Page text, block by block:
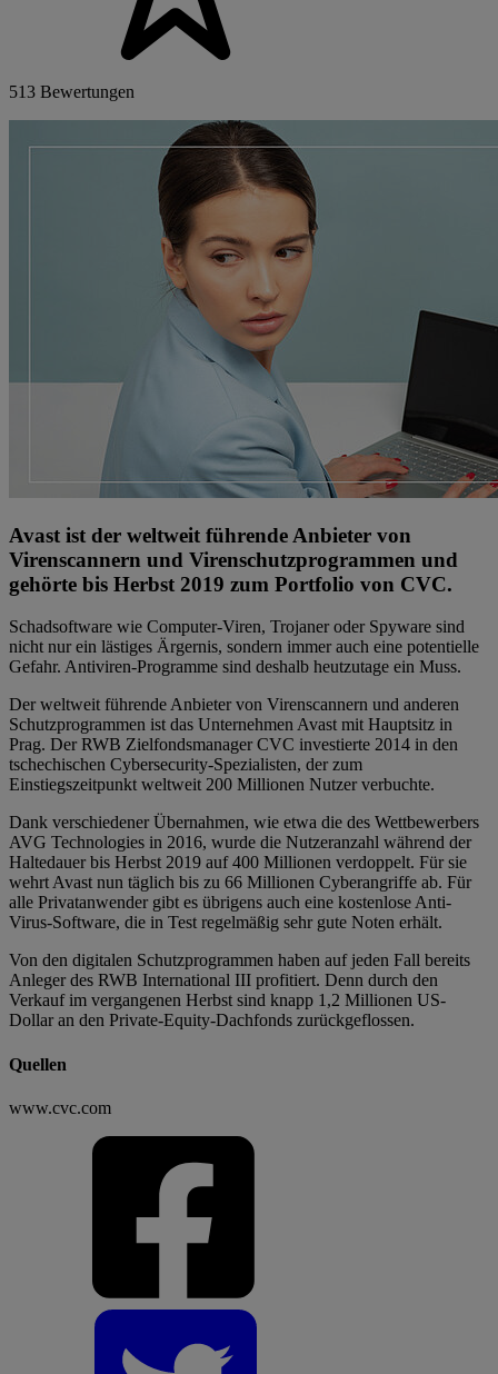
513 Bewertungen
Avast ist der weltweit führende Anbieter von
Virenscannern und Virenschutzprogrammen und
gehörte bis Herbst 2019 zum Portfolio von CVC.
Schadsoftware wie Computer-Viren, Trojaner oder Spyware sind
nicht nur ein lästiges Ärgernis, sondern immer auch eine potentielle
Gefahr. Antiviren-Programme sind deshalb heutzutage ein Muss.
Der weltweit führende Anbieter von Virenscannern und anderen
Schutzprogrammen ist das Unternehmen Avast mit Hauptsitz in
Prag. Der RWB Zielfondsmanager CVC investierte 2014 in den
tschechischen Cybersecurity-Spezialisten, der zum
Einstiegszeitpunkt weltweit 200 Millionen Nutzer verbuchte.
Dank verschiedener Übernahmen, wie etwa die des Wettbewerbers
AVG Technologies in 2016, wurde die Nutzeranzahl während der
Haltedauer bis Herbst 2019 auf 400 Millionen verdoppelt. Für sie
wehrt Avast nun täglich bis zu 66 Millionen Cyberangriffe ab. Für
alle Privatanwender gibt es übrigens auch eine kostenlose Anti-
Virus-Software, die in Test regelmäßig sehr gute Noten erhält.
Von den digitalen Schutzprogrammen haben auf jeden Fall bereits
Anleger des RWB International III profitiert. Denn durch den
Verkauf im vergangenen Herbst sind knapp 1,2 Millionen US-
Dollar an den Private-Equity-Dachfonds zurückgeflossen.
Quellen
www.cvc.com